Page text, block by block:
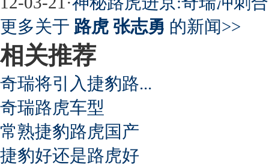
更多关于 路虎 张志勇 的新闻>>
相关推荐
奇瑞将引入捷豹路...
奇瑞路虎车型
常熟捷豹路虎国产
捷豹好还是路虎好